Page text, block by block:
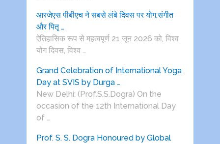
आरजेएस पीबीएच ने सबसे लंबे दिवस पर योग,संगीत
और पितृ …
ऐतिहासिक रूप से महत्वपूर्ण 21 जून 2026 को, विश्व
योग दिवस, विश्व …
Grand Celebration of International Yoga
Day at SVIS by Durga …
New Delhi: (Prof.S.S.Dogra) On the
occasion of the 12th International Day
of …
Prof. S. S. Dogra Honoured by Global